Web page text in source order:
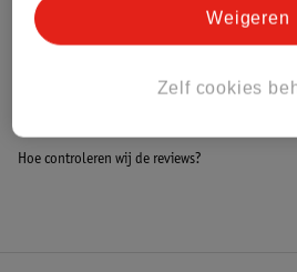
Hoe controleren wij de reviews?
Zelf cookies
Weigeren